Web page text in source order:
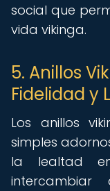
social que
vida vikinga.
5. Anillos
Fidelidad y
Los anillos
simples
la lealtad